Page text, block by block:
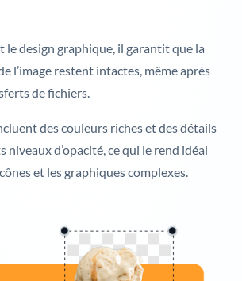
le design graphique, il garantit que la
l’image restent intactes, même après
de fichiers.
des couleurs riches et des détails
d’opacité, ce qui le rend idéal
et les graphiques complexes.